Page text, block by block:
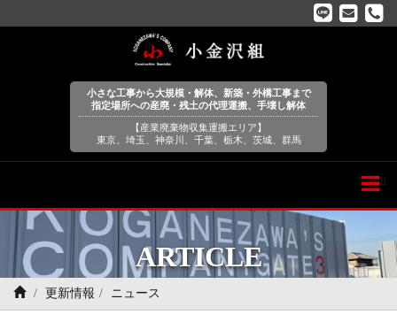
小さな工事から大規模・解体、新築・外構工事まで
指定場所への産廃・残土の代理運搬、手壊し解体
【産業廃棄物収集運搬エリア】
東京、埼玉、神奈川、千葉、栃木、茨城、群馬
Menu
ARTICLE
更新情報 ニュース